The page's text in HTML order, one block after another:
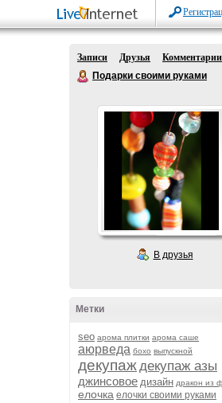
Записи Друзья
Комментарии
Подарки своими руками
В друзья
Метки
seo арома плитки арома саше
аюрведа бохо выпускной
декупаждекупаж азы
джинсовое дизайн дракон из
елочка елочки своими руками